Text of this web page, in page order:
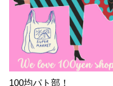
100均パト部！